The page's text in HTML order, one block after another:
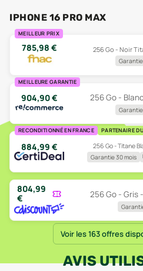
IPHONE 16 PRO MAX
MEILLEUR PRIX
785,98 € 256 Go - Noir
MEILLEURE GARANTIE
904,90€ 256 Go -
RECONDITIONNÉ EN FRANCE PARTENAIRE
884,99 €
256 Go - Titane
Garantie 30 mois
804,99
€
256 Go - Gris
Voir les 163 offres
AVIS